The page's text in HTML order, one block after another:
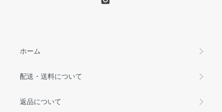
ホーム
配送・送料について
返品について